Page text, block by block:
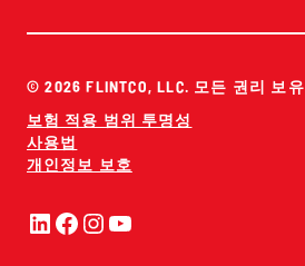
© 2026 FLINTCO, LLC. 모든 권리 보유
보험 적용 범위 투명성
사용법
개인정보 보호
링크드인
페이스북
인스타그램
유튜브